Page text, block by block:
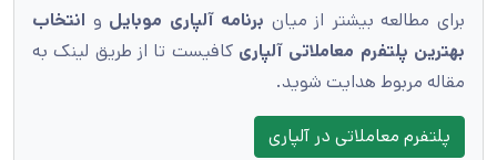
برای مطالعه بیشتر از میان برنامه آلپاری موبایل و انتخاب
بهترین پلتفرم معاملاتی آلپاری کافیست تا از طریق لینک به
مقاله مربوط هدایت شوید.
پلتفرم معاملاتی در آلپاری